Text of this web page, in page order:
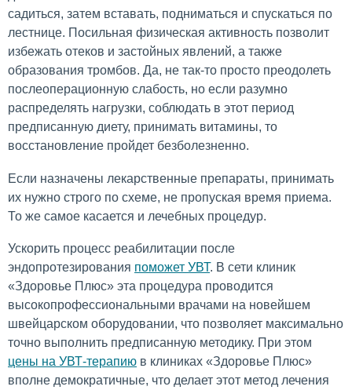
садиться, затем вставать, подниматься и спускаться по
лестнице. Посильная физическая активность позволит
избежать отеков и застойных явлений, а также
образования тромбов. Да, не так-то просто преодолеть
послеоперационную слабость, но если разумно
распределять нагрузки, соблюдать в этот период
предписанную диету, принимать витамины, то
восстановление пройдет безболезненно.
Если назначены лекарственные препараты, принимать
их нужно строго по схеме, не пропуская время приема.
То же самое касается и лечебных процедур.
Ускорить процесс реабилитации после
эндопротезирования поможет УВТ. В сети клиник
«Здоровье Плюс» эта процедура проводится
высокопрофессиональными врачами на новейшем
швейцарском оборудовании, что позволяет максимально
точно выполнить предписанную методику. При этом
цены на УВТ-терапию в клиниках «Здоровье Плюс»
вполне демократичные, что делает этот метод лечения